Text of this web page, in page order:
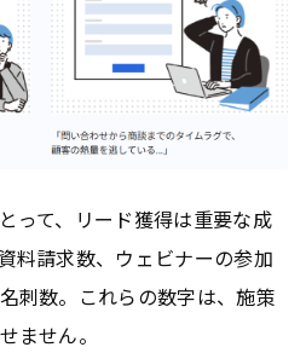
って、リード獲得は重要な成
料請求数、ウェビナーの参加
刺数。これらの数字は、施策
ません。